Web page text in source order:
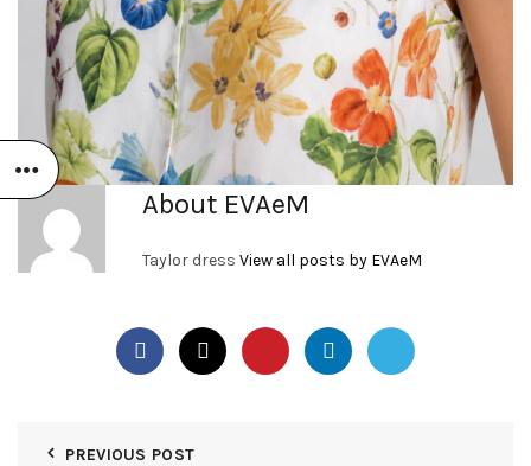
About EVAeM
Taylor dress View all posts by EVAeM
PREVIOUS POST